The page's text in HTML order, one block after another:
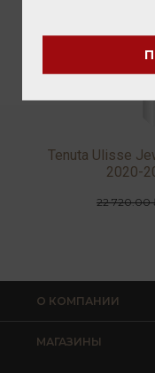
Tenuta Ulisse
2020-
22 720.00
О КОМПАНИИ
МАГАЗИНЫ